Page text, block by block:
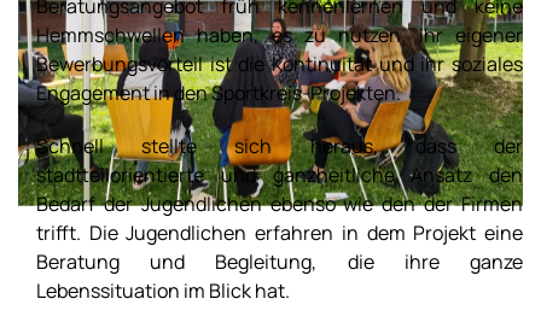
Beratungsangebot früh kennenlernen und keine
Hemmschwellen haben, es zu nutzen. Ihr eigener
Bewerbungsvorteil ist die Kontinuität und ihr soziales
Engagement in den Sportkreis-Projekten.
Schnell stellte sich heraus, dass der
stadtteilorientierte und ganzheitliche Ansatz den
Bedarf der Jugendlichen ebenso wie den der Firmen
trifft. Die Jugendlichen erfahren in dem Projekt eine
Beratung und Begleitung, die ihre ganze
Lebenssituation im Blick hat.